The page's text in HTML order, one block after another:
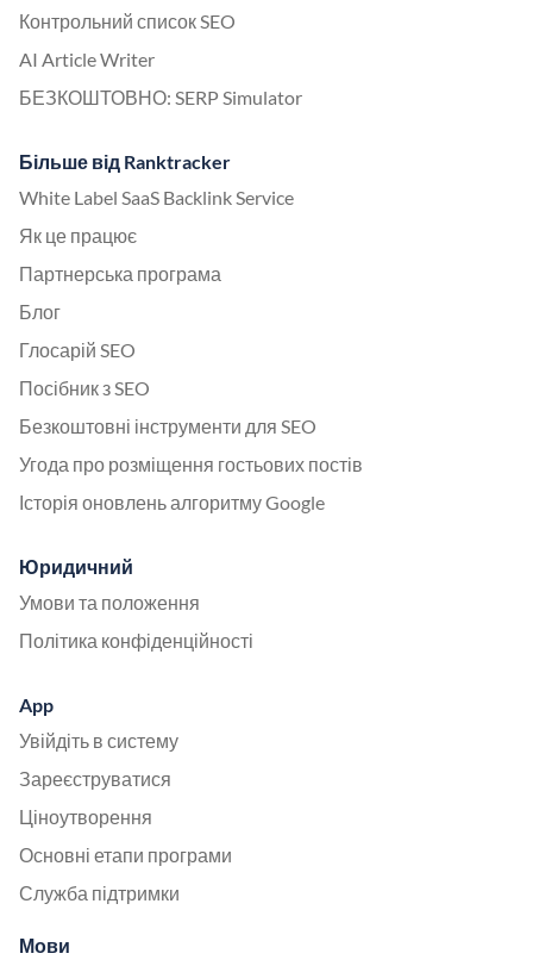
Контрольний список SEO
AI Article Writer
БЕЗКОШТОВНО: SERP Simulator
Більше від Ranktracker
White Label SaaS Backlink Service
Як це працює
Партнерська програма
Блог
Глосарій SEO
Посібник з SEO
Безкоштовні інструменти для SEO
Угода про розміщення гостьових постів
Історія оновлень алгоритму Google
Юридичний
Умови та положення
Політика конфіденційності
App
Увійдіть в систему
Зареєструватися
Ціноутворення
Основні етапи програми
Служба підтримки
Мови